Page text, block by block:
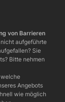
von Barrieren
aufgeführte
Sie
Bitte nehmen
welche
Angebots
wie möglich